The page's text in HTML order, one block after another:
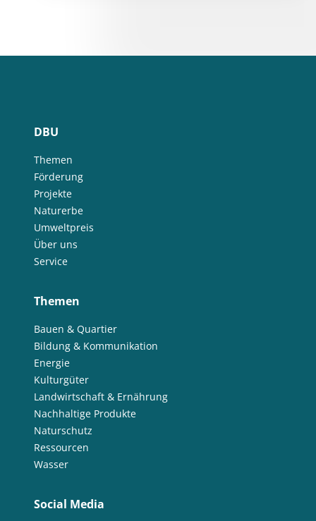
DBU
Themen
Förderung
Projekte
Naturerbe
Umweltpreis
Über uns
Service
Themen
Bauen & Quartier
Bildung & Kommunikation
Energie
Kulturgüter
Landwirtschaft & Ernährung
Nachhaltige Produkte
Naturschutz
Ressourcen
Wasser
Social Media